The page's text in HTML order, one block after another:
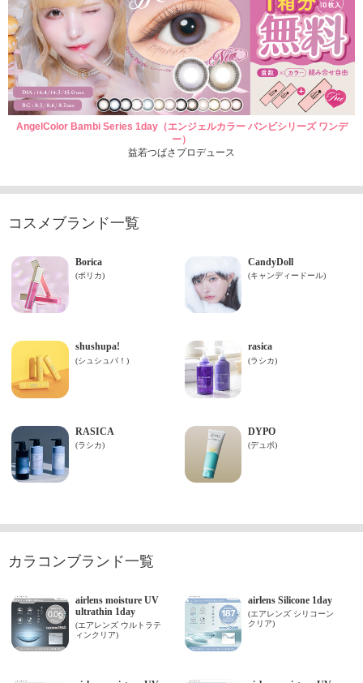
AngelColor Bambi Series 1day（エンジェルカラー バンビシリーズ ワンデ
ー）
益若つばさプロデュース
コスメブランド一覧
カラコンブランド一覧